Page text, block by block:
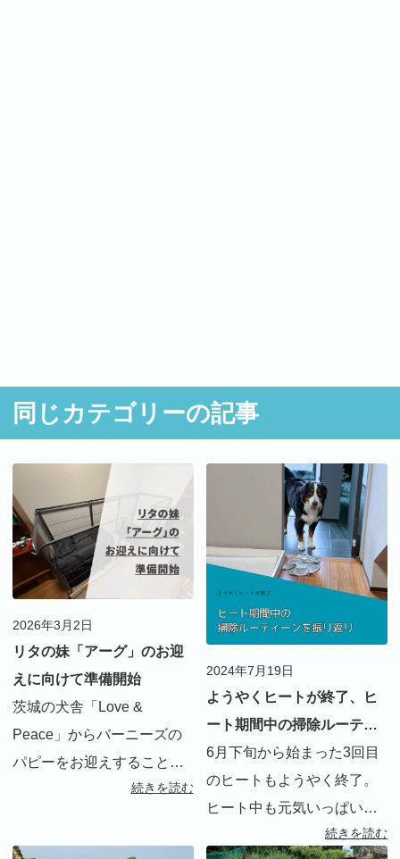
同じカテゴリーの記事
2026年3月2日
リタの妹「アーグ」のお迎
えに向けて準備開始
茨城の犬舎「Love &
Peace」からバーニーズの
パピーをお迎えすることが
決まりました。3歳半になる
お迎え準備を開始しまし
続きを読む
2024年7月19日
ようやくヒートが終了、ヒ
ート期間中の掃除ルーティ
ーンを振り返り
6月下旬から始まった3回目
のヒートもようやく終了。
ヒート中も元気いっぱい
で、飛び散った血の掃除が
続きを読む